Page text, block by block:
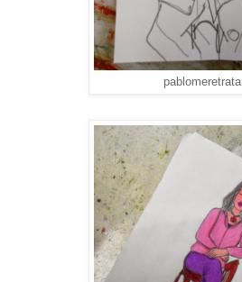
pablomeretrata